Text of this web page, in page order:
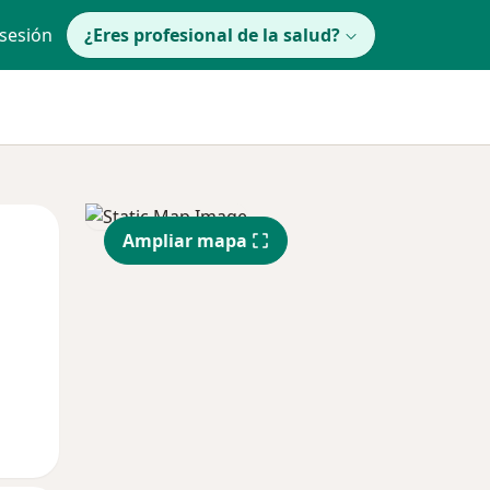
¿Eres profesional de la salud?
Mié
12 Ago
Jue
13 Ago
Ampliar mapa